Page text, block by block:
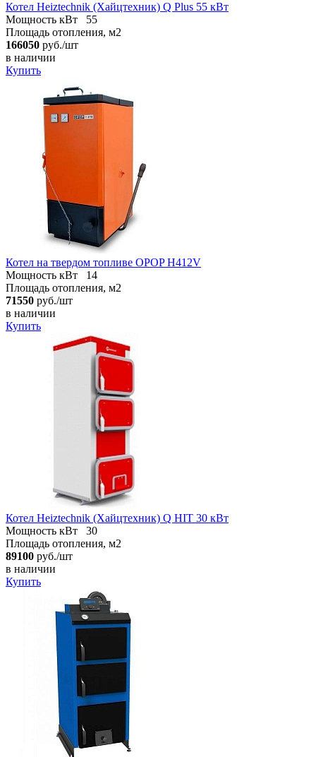
Котел Heiztechnik (Хайцтехник) Q Plus 55 кВт
Мощность кВт
55
Площадь отопления, м2
166050 руб./шт
в наличии
Купить
Котел на твердом топливе OPOP H412V
Мощность кВт
14
Площадь отопления, м2
71550 руб./шт
в наличии
Купить
Котел Heiztechnik (Хайцтехник) Q HIT 30 кВт
Мощность кВт
30
Площадь отопления, м2
89100 руб./шт
в наличии
Купить